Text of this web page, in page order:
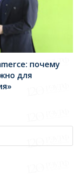
почему
для